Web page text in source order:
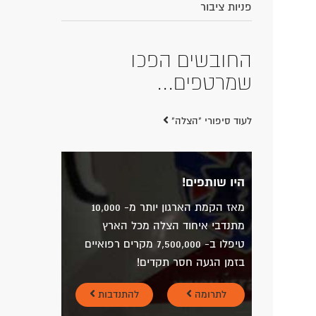
פניות ציבור
החובשים הפכו
שמרטפים...
לעוד סיפורי "הצלה"
היו שותפים!
מאז הקמת הארגון יותר מ- 10,000
מתנדבי איחוד הצלה מכל הארץ
טיפלו ב- 7,500,000 מקרים רפואיים
בזמן הגעה חסר תקדים!
לתרומה להתנדבות